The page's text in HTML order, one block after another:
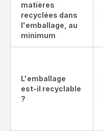
matières
recyclées dans
l'emballage, au
minimum
L'emballage
est-il recyclable
?